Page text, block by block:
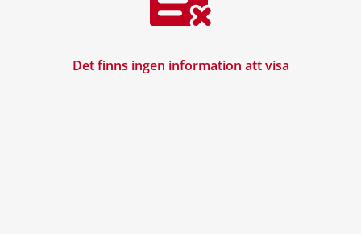
Det finns ingen information att visa